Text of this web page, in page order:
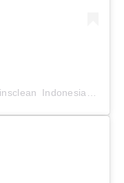
Sebuah kiriman dibagikan oleh Vinsclean Indonesia (@vinsclean.official)